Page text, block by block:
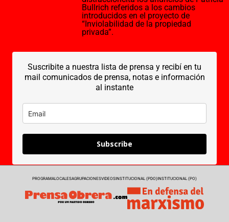
Bullrich referidos a los cambios
introducidos en el proyecto de
“Inviolabilidad de la propiedad
privada”.
Suscribite a nuestra lista de prensa y recibí en tu
mail comunicados de prensa, notas e información
al instante
Subscribe
PROGRAMALOCALESAGRUPACIONESVIDEOSINSTITUCIONAL (PDO)INSTITUCIONAL (PO)